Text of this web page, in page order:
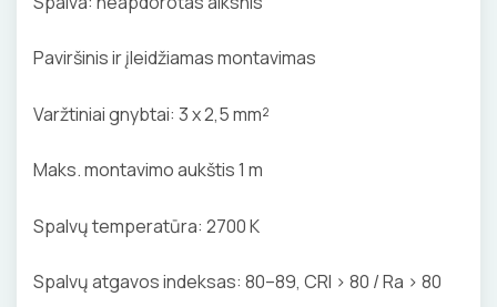
GELINĖS JUNGTYS
PJOVIMO ĮRANKIAI
KALIMO ĮRANKIAI
LITAVIMO, KLIJAVIMO ĮRANKIAI
ELEKTRINIAI ĮRANKIAI
ŽYMEKLIAI
Paviršinis ir įleidžiamas montavimas
Varžtiniai gnybtai: 3 x 2,5 mm²
Maks. montavimo aukštis 1 m
Spalvų temperatūra: 2700 K
Spalvų atgavos indeksas: 80–89, CRI > 80 / Ra > 80